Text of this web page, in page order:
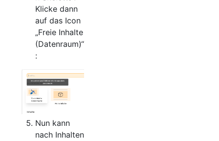
Klicke dann
auf das Icon
„Freie Inhalte
(Datenraum)“
:
Nun kann
nach Inhalten